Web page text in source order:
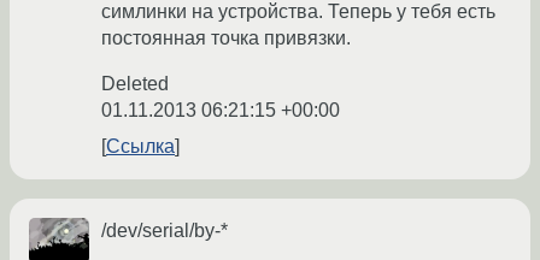
симлинки на устройства. Теперь у тебя есть
постоянная точка привязки.
Deleted
01.11.2013 06:21:15 +00:00
Ссылка
/dev/serial/by-*